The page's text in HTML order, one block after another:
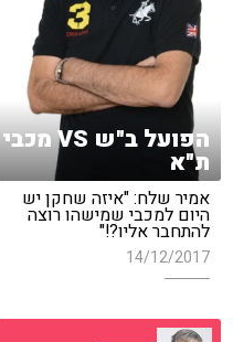
הפועל ב"ש VS מכבי
ת"א
אמיר שלח: "איזה שחקן יש
היום למכבי שמישהו רוצה
להתחבר אליו?!"
14/12/2017